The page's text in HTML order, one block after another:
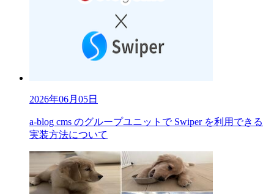
2026年06月05日
a-blog cms のグループユニットで Swiper を利用できる
実装方法について